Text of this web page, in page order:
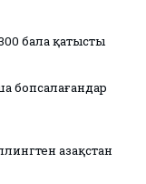
бала қатысты
бопсалағандар
Қазақстан